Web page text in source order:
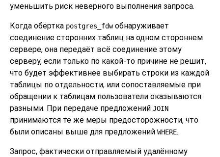
уменьшить риск неверного выполнения запроса.
Когда обёртка postgres_fdwобнаруживает
соединение сторонних таблиц на одном стороннем
сервере, она передаёт всё соединение этому
серверу, если только по какой-то причине не решит,
что будет эффективнее выбирать строки из каждой
таблицы по отдельности, или сопоставляемые при
обращении к таблицам пользователи оказываются
разными. При передаче предложений JOIN
принимаются те же меры предосторожности, что
были описаны выше для предложений WHERE.
Запрос, фактически отправляемый удалённому